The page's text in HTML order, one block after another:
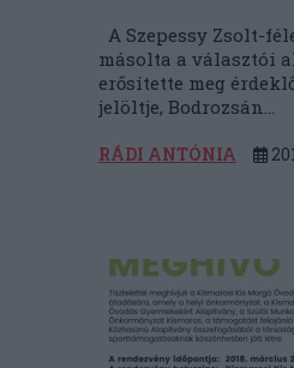
A Szepessy Zsolt-
másolta a választói
erősítette meg
jelöltje, Bodrozsán...
RÁDI ANTÓNIA